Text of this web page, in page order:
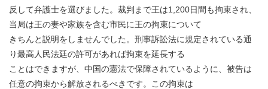
反して弁護士を選びました。裁判まで王は1,200日間も拘束され、
当局は王の妻や家族を含む市民に王の拘束について
きちんと説明をしませんでした。刑事訴訟法に規定されている通
り最高人民法廷の許可があれば拘束を延長する
ことはできますが、中国の憲法で保障されているように、被告は
任意の拘束から解放されるべきです。この拘束は